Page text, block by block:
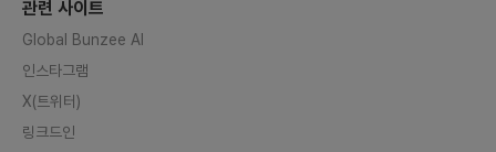
관련 사이트
Global Bunzee AI
인스타그램
X(트위터)
링크드인